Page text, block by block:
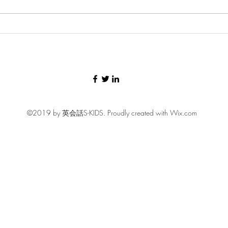
聞こえた英語をそのまま口
「
©2019 by 英会話S-KIDS. Proudly created with Wix.com